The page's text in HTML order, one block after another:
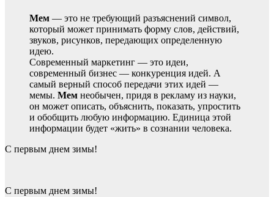
Мем — это не требующий разъяснений символ,
который может принимать форму слов, действий,
звуков, рисунков, передающих определенную
идею.
Современный маркетинг — это идеи,
современный бизнес — конкуренция идей. А
самый верный способ передачи этих идей —
мемы. Мем необычен, придя в рекламу из науки,
он может описать, объяснить, показать, упростить
и обобщить любую информацию. Единица этой
информации будет «жить» в сознании человека.
С первым днем зимы!
С первым днем зимы!